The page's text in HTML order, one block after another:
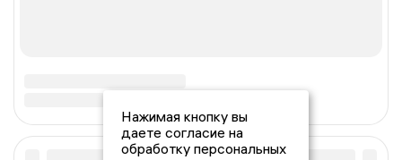
Нажимая кнопку вы
даете согласие на
обработку персональных